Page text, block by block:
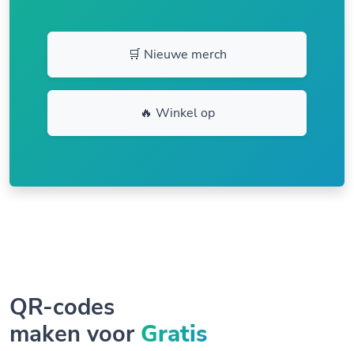
🛒 Nieuwe merch
🔥 Winkel op
QR-codes
maken voor Gratis